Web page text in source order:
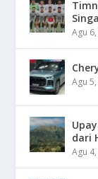
Agu
Agu
dari
Agu